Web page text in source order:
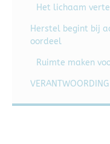
Het lichaam
Herstel begint bij
oordeel
Ruimte maken
VERANTWOORDING